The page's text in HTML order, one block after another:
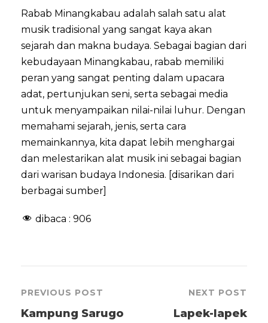
Rabab Minangkabau adalah salah satu alat
musik tradisional yang sangat kaya akan
sejarah dan makna budaya. Sebagai bagian dari
kebudayaan Minangkabau, rabab memiliki
peran yang sangat penting dalam upacara
adat, pertunjukan seni, serta sebagai media
untuk menyampaikan nilai-nilai luhur. Dengan
memahami sejarah, jenis, serta cara
memainkannya, kita dapat lebih menghargai
dan melestarikan alat musik ini sebagai bagian
dari warisan budaya Indonesia. [disarikan dari
berbagai sumber]
dibaca : 906
PREVIOUS POST
Kampung Sarugo
NEXT POST
Lapek-lapek